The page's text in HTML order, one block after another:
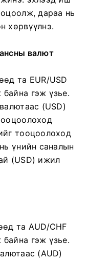
дараа нь
хөрвүүлнэ.
валют
та EUR/USD
гэж үзье.
(USD)
тооцоолоход
үнийн саналын
(USD) ижил
та AUD/CHF
гэж үзье.
(AUD)